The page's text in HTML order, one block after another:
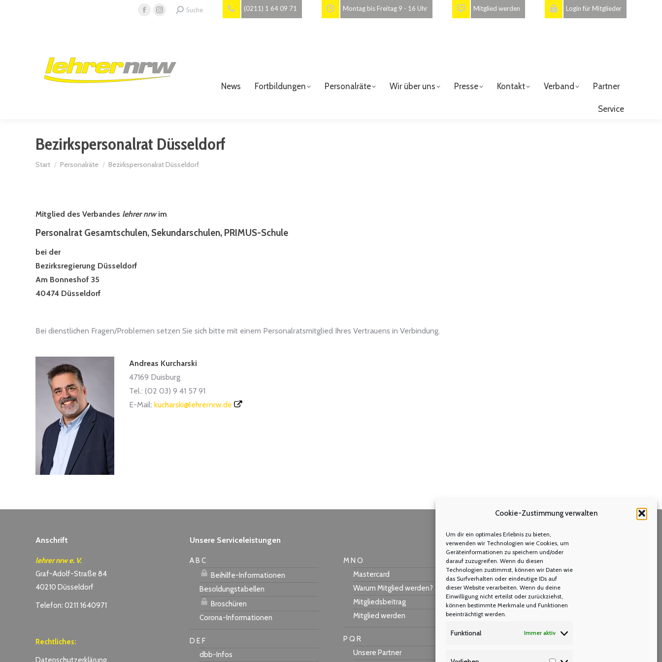
Cookie-Zustimmung verwalten
Um dir ein optimales Erlebnis zu bieten,
verwenden wir Technologien wie Cookies, um
Geräteinformationen zu speichern und/oder
darauf zuzugreifen. Wenn du diesen
Technologien zustimmst, können wir Daten wie
das Surfverhalten oder eindeutige IDs auf
dieser Website verarbeiten. Wenn du deine
Einwilligung nicht erteilst oder zurückziehst,
können bestimmte Merkmale und Funktionen
beeinträchtigt werden.
Funktional Immer aktiv
Facebook
new
window
Instagram
new
window
Search:
Suche (0211) 1 64 09 71 Montag bis Freitag 9 - 16 Uhr Mitglied werden Login für Mitglieder
News Fortbildungen Personalräte Wir über uns Presse Kontakt Verband Partner
Service
Bezirkspersonalrat Düsseldorf
Sie befinden sich hier:
Start Personalräte Bezirkspersonalrat Düsseldorf
Mitglied des Verbandes lehrer nrwim
Personalrat Gesamtschulen, Sekundarschulen, PRIMUS-Schule
bei der
Bezirksregierung Düsseldorf
Am Bonneshof 35
40474 Düsseldorf
Bei dienstlichen Fragen/Problemen setzen Sie sich bitte mit einem Personalratsmitglied Ihres Vertrauens in Verbindung.
Andreas Kurcharski
47169 Duisburg
Tel.: (02 03) 9 41 57 91
E-Mail: kucharski@lehrernrw.de
Anschrift
lehrer nrw e. V.
Graf-Adolf-Straße 84
40210 Düsseldorf
Telefon: 0211 1640971
Rechtliches:
Datenschutzerklärung
Unsere Serviceleistungen
A B C
Beihilfe-Informationen
Besoldungstabellen
Broschüren
Corona-Informationen
D E F
dbb-Infos
M N O
Mastercard
Warum Mitglied werden?
Mitgliedsbeitrag
Mitglied werden
P Q R
Unsere Partner
Volltextsuche
Search: